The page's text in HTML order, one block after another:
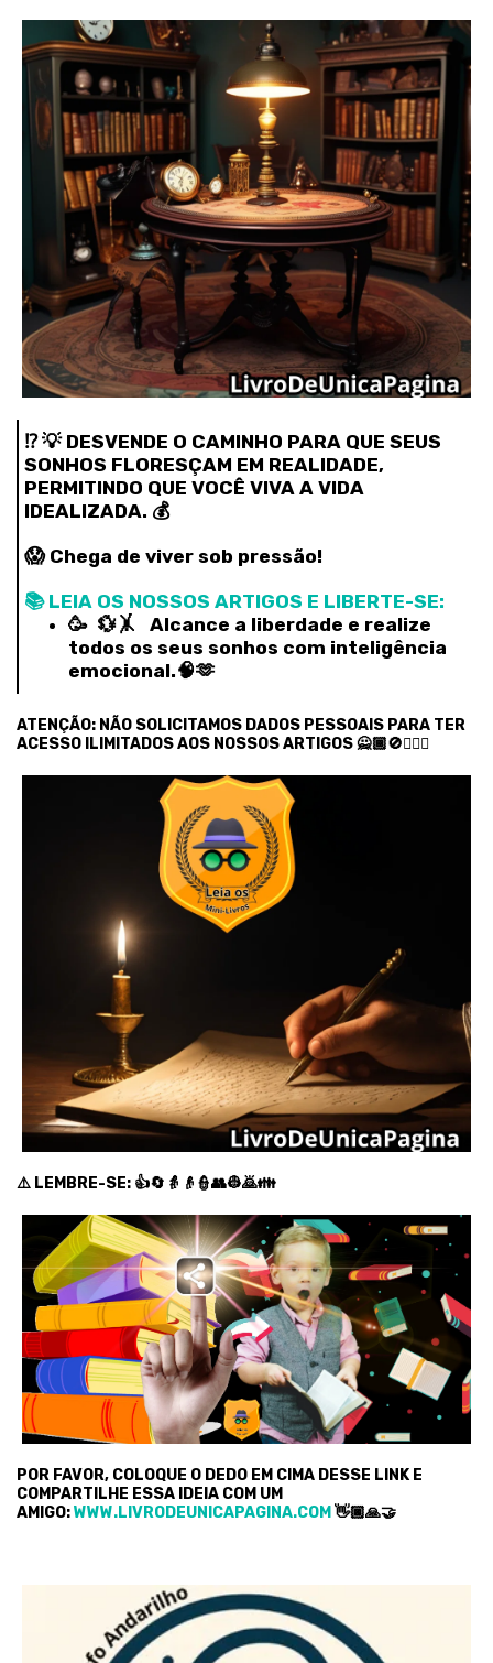
⁉️ 💡 DESVENDE O CAMINHO PARA QUE SEUS
SONHOS FLORESÇAM EM REALIDADE,
PERMITINDO QUE VOCÊ VIVA A VIDA
IDEALIZADA. 💰
😱 Chega de viver sob pressão!
📚 LEIA OS NOSSOS ARTIGOS E LIBERTE-SE:
🥳 💱🤸‍ Alcance a liberdade e realize
todos os seus sonhos com inteligência
emocional.🧠🫶
ATENÇÃO: NÃO SOLICITAMOS DADOS PESSOAIS PARA TER
ACESSO ILIMITADOS AOS NOSSOS ARTIGOS 🙅🏾🚫🙅🏿‍♂️
⚠️ LEMBRE-SE: 👍🔄👵👴👮👥👷🙇👪
POR FAVOR, COLOQUE O DEDO EM CIMA DESSE LINK E
COMPARTILHE ESSA IDEIA COM UM
AMIGO:WWW.LIVRODEUNICAPAGINA.COM 👋🏿🙏🤝